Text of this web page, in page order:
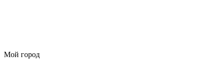
Мой город